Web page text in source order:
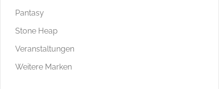
Pantasy
Stone Heap
Veranstaltungen
Weitere Marken